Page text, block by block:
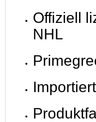
Offiziell
NHL
Importiert